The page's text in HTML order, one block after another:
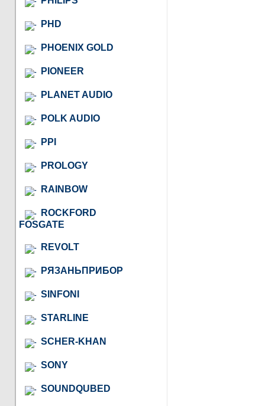
PHD
PHOENIX GOLD
PIONEER
PLANET AUDIO
POLK AUDIO
PPI
PROLOGY
RAINBOW
ROCKFORD
FOSGATE
REVOLT
РЯЗАНЬПРИБОР
SINFONI
STARLINE
SCHER-KHAN
SONY
SOUNDQUBED